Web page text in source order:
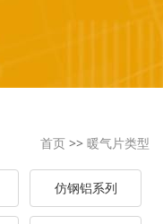
首页 >> 暖气片类型
仿钢铝系列